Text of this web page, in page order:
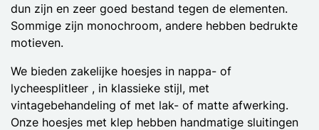
dun zijn en zeer goed bestand tegen de elementen.
Sommige zijn monochroom, andere hebben bedrukte
motieven.
We bieden zakelijke hoesjes in nappa- of
lycheesplitleer , in klassieke stijl, met
vintagebehandeling of met lak- of matte afwerking.
Onze hoesjes met klep hebben handmatige sluitingen